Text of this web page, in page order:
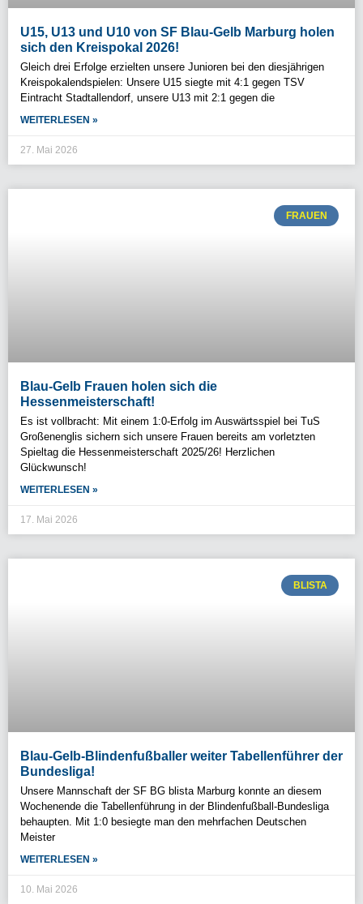
U15, U13 und U10 von SF Blau-Gelb Marburg holen
sich den Kreispokal 2026!
Gleich drei Erfolge erzielten unsere Junioren bei den diesjährigen
Kreispokalendspielen: Unsere U15 siegte mit 4:1 gegen TSV
Eintracht Stadtallendorf, unsere U13 mit 2:1 gegen die
WEITERLESEN »
27. Mai 2026
FRAUEN
Blau-Gelb Frauen holen sich die
Hessenmeisterschaft!
Es ist vollbracht: Mit einem 1:0-Erfolg im Auswärtsspiel bei TuS
Großenenglis sichern sich unsere Frauen bereits am vorletzten
Spieltag die Hessenmeisterschaft 2025/26! Herzlichen
Glückwunsch!
WEITERLESEN »
17. Mai 2026
BLISTA
Blau-Gelb-Blindenfußballer weiter Tabellenführer der
Bundesliga!
Unsere Mannschaft der SF BG blista Marburg konnte an diesem
Wochenende die Tabellenführung in der Blindenfußball-Bundesliga
behaupten. Mit 1:0 besiegte man den mehrfachen Deutschen
Meister
WEITERLESEN »
10. Mai 2026